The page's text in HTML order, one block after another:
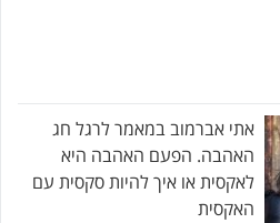
אתי אברמוב במאמר לרגל חג
האהבה. הפעם האהבה היא
לאקסית או איך להיות סקסית עם
האקסית